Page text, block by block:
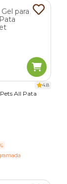
4.8
All Pata